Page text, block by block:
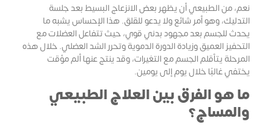
نعم، من الطبيعي أن يظهر بعض الانزعاج البسيط بعد جلسة
التدليك، وهو أمر شائع ولا يدعو للقلق. هذا الإحساس يشبه ما
يحدث للجسم بعد مجهود بدني قوي، حيث تتفاعل العضلات مع
التحفيز العميق وزيادة الدورة الدموية وتحرر الشد العضلي. خلال هذه
المرحلة يتأقلم الجسم مع التغيرات، وقد ينتج عنها ألم مؤقت
يختفي غالبًا خلال يوم إلى يومين.
ما هو الفرق بين العلاج الطبيعي
والمساج؟